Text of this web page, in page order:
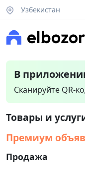
Узбекистан
В
Сканируйте QR-
Товары и
Премиум
Продажа